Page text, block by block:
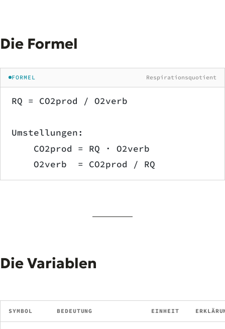
Die Formel
FORMEL Respirationsquotient
RQ = CO2prod / O2verb
Umstellungen:
    CO2prod = RQ · O2verb
    O2verb  = CO2prod / RQ
Die Variablen
SYMBOL BEDEUTUNG EINHEIT